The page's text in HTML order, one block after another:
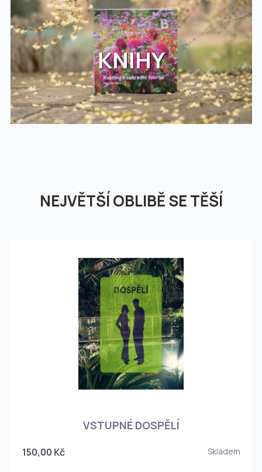
KNIHY
NEJVĚTŠÍ OBLIBĚ SE TĚŠÍ
VSTUPNÉ DOSPĚLÍ
150,00 Kč Skladem